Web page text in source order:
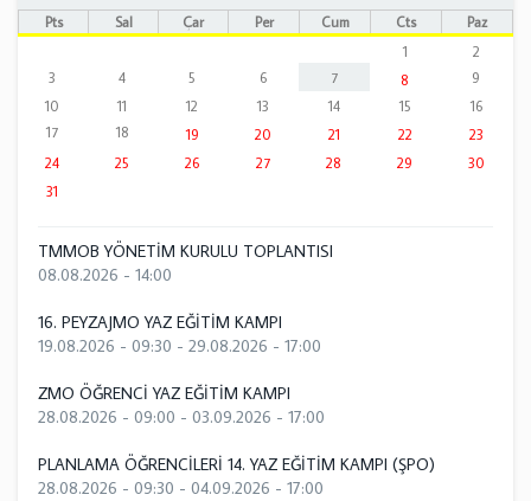
Pts Sal Çar Per Cum Cts
Paz
1
2
3
4 5 6 7 8
9
10
11 12 13 14 15
16
17
18 19 20 21 22
23
24
25 26 27 28 29
30
31
TMMOB YÖNETİM KURULU TOPLANTISI
08.08.2026 - 14:00
16. PEYZAJMO YAZ EĞİTİM KAMPI
19.08.2026 - 09:30 - 29.08.2026 - 17:00
ZMO ÖĞRENCİ YAZ EĞİTİM KAMPI
28.08.2026 - 09:00 - 03.09.2026 - 17:00
PLANLAMA ÖĞRENCİLERİ 14. YAZ EĞİTİM KAMPI (ŞPO)
28.08.2026 - 09:30 - 04.09.2026 - 17:00